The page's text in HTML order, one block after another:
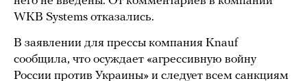
WKB Systems отказались.
В заявлении для прессы компания Knauf
сообщила, что осуждает «агрессивную войну
России против Украины» и следует всем санкциям